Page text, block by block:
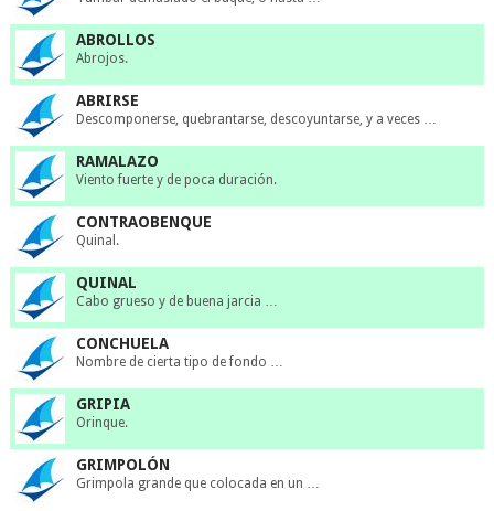
ABROLLOS
Abrojos.
ABRIRSE
Descomponerse, quebrantarse, descoyuntarse, y a veces …
RAMALAZO
Viento fuerte y de poca duración.
CONTRAOBENQUE
Quinal.
QUINAL
Cabo grueso y de buena jarcia …
CONCHUELA
Nombre de cierta tipo de fondo …
GRIPIA
Orinque.
GRIMPOLÓN
Grimpola grande que colocada en un …